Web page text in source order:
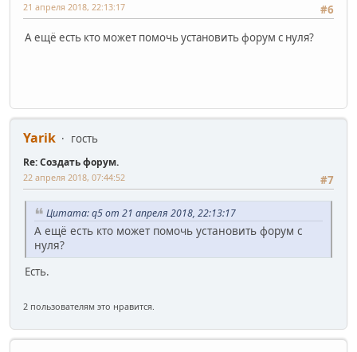
#6
21 апреля 2018, 22:13:17
А ещё есть кто может помочь установить форум с нуля?
Yarik гость
Re: Создать форум.
#7
22 апреля 2018, 07:44:52
Цитата: q5 от 21 апреля 2018, 22:13:17
А ещё есть кто может помочь установить форум с
нуля?
Есть.
2 пользователям это нравится.